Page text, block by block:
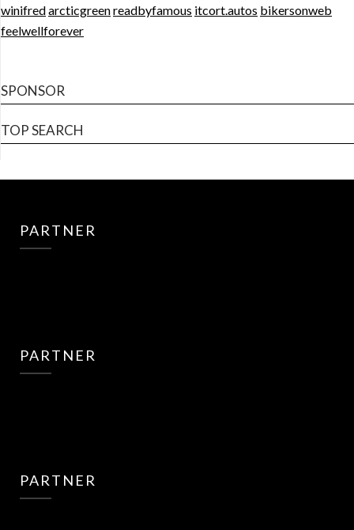
winifredarcticgreenreadbyfamous itcort.autos bikersonweb
feelwellforever
SPONSOR
TOP SEARCH
PARTNER
PARTNER
PARTNER